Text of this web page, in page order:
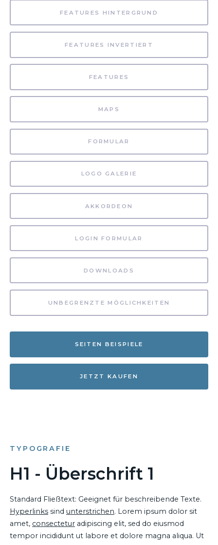
FEATURES HINTERGRUND
FEATURES INVERTIERT
FEATURES
MAPS
FORMULAR
LOGO GALERIE
AKKORDEON
LOGIN FORMULAR
DOWNLOADS
UNBEGRENZTE MÖGLICHKEITEN
SEITEN BEISPIELE
JETZT KAUFEN
TYPOGRAFIE
H1 - Überschrift 1
Standard Fließtext: Geeignet für beschreibende Texte.
Hyperlinks sind unterstrichen. Lorem ipsum dolor sit
amet, consectetur adipiscing elit, sed do eiusmod
tempor incididunt ut labore et dolore magna aliqua. Ut